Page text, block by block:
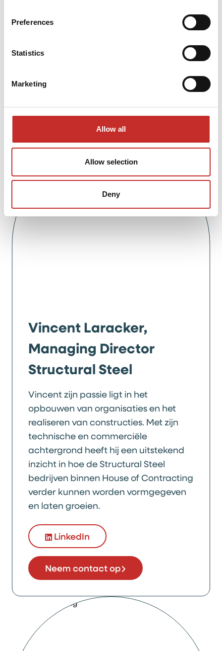
Preferences
Statistics
Marketing
Allow all
Allow selection
Deny
toegankelijke communicatie met alle
projectmanagement.
Neem contact op
Vincent Laracker,
Managing Director
Structural Steel
Vincent zijn passie ligt in het
opbouwen van organisaties en het
realiseren van constructies. Met zijn
technische en commerciële
achtergrond heeft hij een uitstekend
inzicht in hoe de Structural Steel
bedrijven binnen House of Contracting
verder kunnen worden vormgegeven
en laten groeien.
LinkedIn
Neem contact op